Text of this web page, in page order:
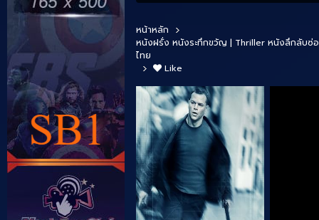
หน้าหลัก
หนังฝรั่ง หนังระทึกขวัญ | Thriller หนังลึกลับซ่
ไทย
Like